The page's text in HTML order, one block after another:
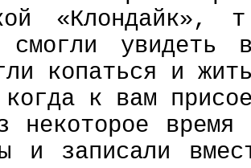
«Клондайк»,
смогли
копаться и
к вам
некоторое
и записали